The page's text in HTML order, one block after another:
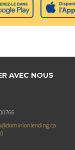
AVEC NOUS